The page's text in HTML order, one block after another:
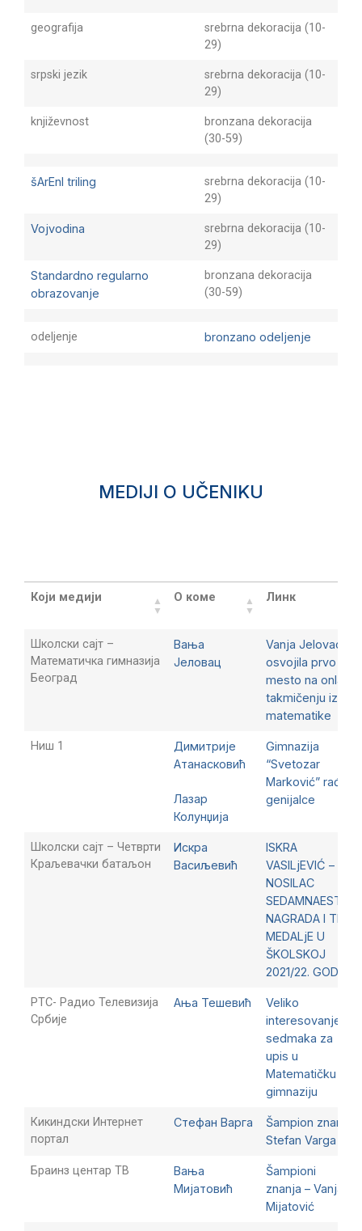
geografija
srebrna dekoracija (10-
29)
srpski jezik
srebrna dekoracija (10-
29)
književnost
bronzana dekoracija
(30-59)
šArEnI triling
srebrna dekoracija (10-
29)
Vojvodina
srebrna dekoracija (10-
29)
Standardno regularno
obrazovanje
bronzana dekoracija
(30-59)
odeljenje bronzano odeljenje
MEDIJI O UČENIKU
Који медији О коме Линк
Школски сајт –
Математичка гимназија
Београд
Вања
Јеловац
Vanja Jelovac
osvojila prvo
mesto na onlajn
takmičenju iz
matematike
Ниш 1
Димитрије
Атанасковић
Лазар
Колунџија
Gimnazija
“Svetozar
Marković” rađa
genijalce
Школски сајт – Четврти
Краљевачки батаљон
Искра
Васиљевић
ISKRA
VASILjEVIĆ –
NOSILAC
SEDAMNAEST
NAGRADA I TRI
MEDALjE U
ŠKOLSKOJ
2021/22. GODINI
РТС- Радио Телевизија
Србије
Ања Тешевић
Veliko
interesovanje
sedmaka za
upis u
Matematičku
gimnaziju
Кикиндски Интернет
портал
Стефан Варга
Šampion znanja
Stefan Varga
Браинз центар ТВ
Вања
Мијатовић
Šampioni
znanja – Vanja
Mijatović